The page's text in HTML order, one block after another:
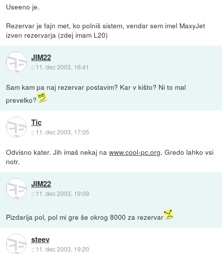
Useeno je.
Rezervar je fajn met, ko polniš sistem, vendar sem imel MaxyJet
izven rezervarja (zdej imam L20)
JIM22
:: 11. dec 2003, 16:41
Sam kam pa naj rezervar postavim? Kar v kišto? Ni to mal
prevelko?
Tic
:: 11. dec 2003, 17:05
Odvisno kater. Jih imaš nekaj nawww.cool-pc.org. Gredo lahko vsi
notr.
JIM22
:: 11. dec 2003, 19:09
Pizdarija pol, pol mi gre še okrog 8000 za rezervar
steev
:: 11. dec 2003, 19:20